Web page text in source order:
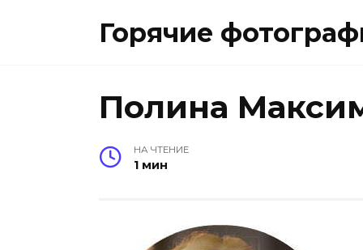
Горячие
Полина
НА ЧТЕНИЕ
1 мин